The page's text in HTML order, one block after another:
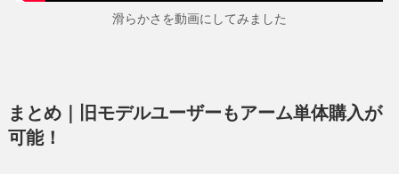
滑らかさを動画にしてみました
まとめ｜旧モデルユーザーもアーム単体購入が
可能！